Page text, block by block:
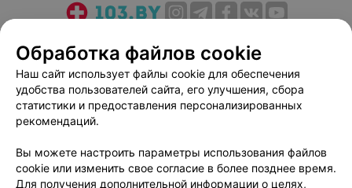
Медицинский маркетинг
Публичный договор
Пользовательское соглашение
Способы оплаты
Вакансии
Партнеры
Написать руководителю 103.by
Персональные настройки cookie
Обработка файлов cookie
Наш сайт использует файлы cookie для обеспечения
удобства пользователей сайта, его улучшения, сбора
статистики и предоставления персонализированных
рекомендаций.
Вы можете настроить параметры использования файлов
cookie или изменить свое согласие в более позднее время.
Для получения дополнительной информации о целях,